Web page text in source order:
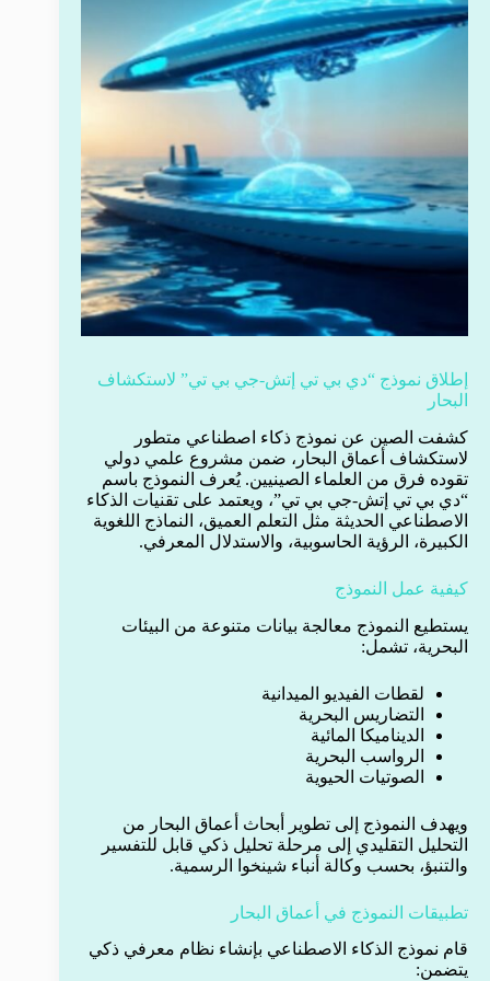
إطلاق نموذج “دي بي تي إتش-جي بي تي” لاستكشاف
البحار
كشفت الصين عن نموذج ذكاء اصطناعي متطور
لاستكشاف أعماق البحار، ضمن مشروع علمي دولي
تقوده فرق من العلماء الصينيين. يُعرف النموذج باسم
“دي بي تي إتش-جي بي تي”، ويعتمد على تقنيات الذكاء
الاصطناعي الحديثة مثل التعلم العميق، النماذج اللغوية
الكبيرة، الرؤية الحاسوبية، والاستدلال المعرفي.
كيفية عمل النموذج
يستطيع النموذج معالجة بيانات متنوعة من البيئات
البحرية، تشمل:
لقطات الفيديو الميدانية
التضاريس البحرية
الديناميكا المائية
الرواسب البحرية
الصوتيات الحيوية
ويهدف النموذج إلى تطوير أبحاث أعماق البحار من
التحليل التقليدي إلى مرحلة تحليل ذكي قابل للتفسير
والتنبؤ، بحسب وكالة أنباء شينخوا الرسمية.
تطبيقات النموذج في أعماق البحار
قام نموذج الذكاء الاصطناعي بإنشاء نظام معرفي ذكي
يتضمن: